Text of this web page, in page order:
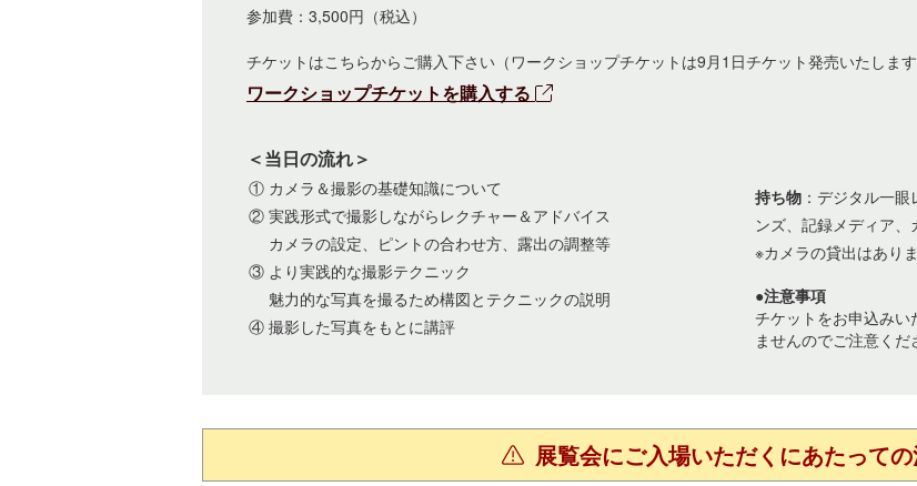
参加費：3,500円（税込）
チケットはこちらからご購入下さい（ワークショップチケットは9月1日チケット発売いたします
ワークショップチケットを購入する
＜当日の流れ＞
① カメラ＆撮影の基礎知識について
② 実践形式で撮影しながらレクチャー＆アドバイス
カメラの設定、ピントの合わせ方、露出の調整等
③ より実践的な撮影テクニック
魅力的な写真を撮るため構図とテクニックの説明
④ 撮影した写真をもとに講評
持ち物 ：デジタル一
ンズ、記録メディア、
※カメラの貸出はあり
●注意事項
チケットをお申込みい
ませんのでご注意くだ
展覧会にご入場いただくにあたって